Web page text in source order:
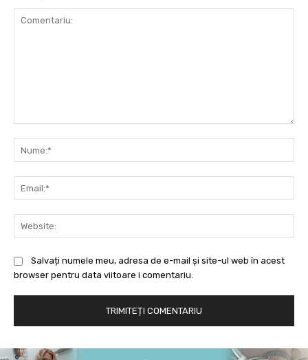
Salvați numele meu, adresa de e-mail și site-ul web în acest
browser pentru data viitoare i comentariu.